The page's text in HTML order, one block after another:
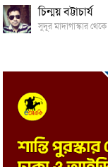
চিন্ময় বট্টাচার্য
সুদূর মাদাগাস্কার